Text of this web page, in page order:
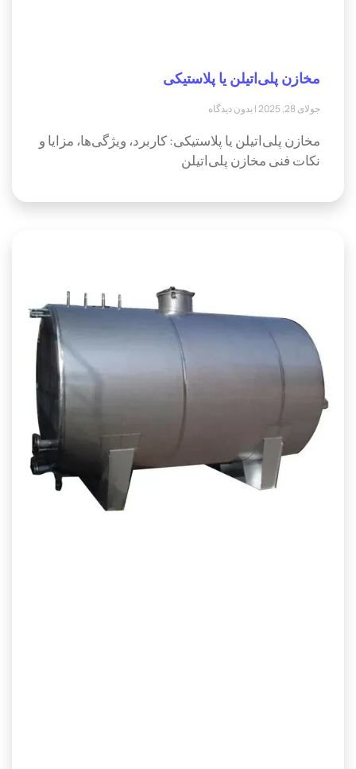
مخازن پلی‌اتیلن یا پلاستیکی
جولای 28, 2025 بدون دیدگاه
مخازن پلی‌اتیلن یا پلاستیکی: کاربرد، ویژگی‌ها، مزایا و
نکات فنی مخازن پلی‌اتیلن